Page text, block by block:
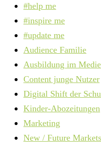
#help me
#inspire me
#update me
Audience Familie
Ausbildung im
Content junge Nutzer
Digital Shift der
Kinder-Abozeitungen
Marketing
New / Future Markets